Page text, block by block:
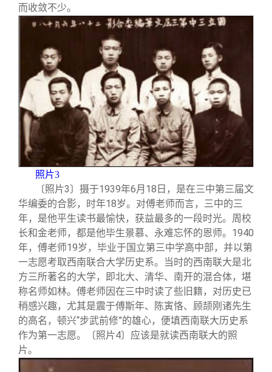
而收敛不少。
照片3
〔照片3〕摄于1939年6月18日，是在三中第三届文
华编委的合影，时年18岁。对傅老师而言，三中的三
年，是他平生读书最愉快，获益最多的一段时光。周校
长和金老师，都是他毕生景慕、永难忘怀的恩师。1940
年，傅老师19岁，毕业于国立第三中学高中部，并以第
一志愿考取西南联合大学历史系。当时的西南联大是北
方三所著名的大学，即北大、清华、南开的混合体，堪
称名师如林。傅老师因在三中时读了些旧籍，对历史已
稍感兴趣，尤其是震于傅斯年、陈寅恪、顾颉刚诸先生
的高名，顿兴“步武前修”的雄心，便填西南联大历史系
作为第一志愿。〔照片4〕应该是就读西南联大的照
片。